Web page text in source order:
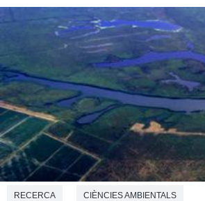
RECERCA CIÈNCIES AMBIENTALS